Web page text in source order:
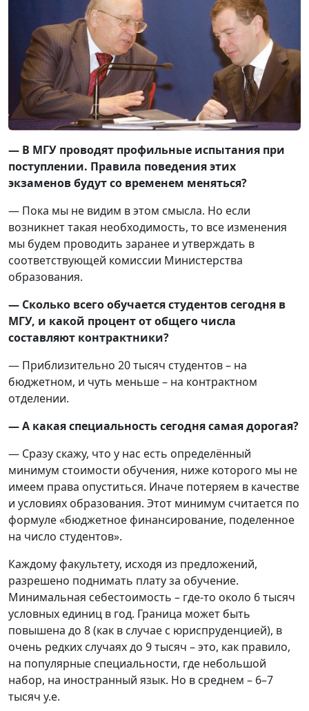
— В МГУ проводят профильные испытания при
поступлении. Правила поведения этих
экзаменов будут со временем меняться?
— Пока мы не видим в этом смысла. Но если
возникнет такая необходимость, то все изменения
мы будем проводить заранее и утверждать в
соответствующей комиссии Министерства
образования.
— Сколько всего обучается студентов сегодня в
МГУ, и какой процент от общего числа
составляют контрактники?
— Приблизительно 20 тысяч студентов – на
бюджетном, и чуть меньше – на контрактном
отделении.
— А какая специальность сегодня самая дорогая?
— Сразу скажу, что у нас есть определённый
минимум стоимости обучения, ниже которого мы не
имеем права опуститься. Иначе потеряем в качестве
и условиях образования. Этот минимум считается по
формуле «бюджетное финансирование, поделенное
на число студентов».
Каждому факультету, исходя из предложений,
разрешено поднимать плату за обучение.
Минимальная себестоимость – где-то около 6 тысяч
условных единиц в год. Граница может быть
повышена до 8 (как в случае с юриспруденцией), в
очень редких случаях до 9 тысяч – это, как правило,
на популярные специальности, где небольшой
набор, на иностранный язык. Но в среднем – 6–7
тысяч у.е.